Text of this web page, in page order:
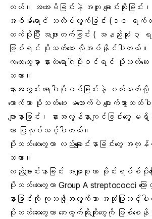
တယ်။ အအေးမိခြင်းနဲ့ အတူ ချောင်းဆိုးခြင်း
အစိမ်းရောင် သလိပ်ထွက်ခြင်း (၁၀ ရက်ထ
ထက်ပိုပြီး အဖျားတက်ခြင်း ( အနည်းဆုံး
ဖြစ်ရင် ပိုးသတ်ဆေး လိုအပ်နိုင်ပါတယ်။
ကလေးတွေမှာ နားထဲရောဂါပိုးဝင်ရင် ပိုးသတ်
သလား။
နားအတွင်း ရောဂါပိုးဝင်ခြင်းနဲ့ ပတ်သ
လောက်ဟာ ပိုးသတ်ဆေး မသောက်ပဲ ပျောက်သွား
ဖျားနာခြင်း၊ နားအလွန်နာကျင်ခြင်းတွေ မ
ဟာ ပြုလုပ်သင့်ပါတယ်။
ပိုးသတ်ဆေးတွေဟာ လည်ချောင်းနာခြင်းတွေ
သလား။
လည်ချောင်းနာခြင်း အများစုဟာ ဗိုင်းရပ်စ်ပို
ပိုးသတ်ဆေးတွေဟာ Group A streptococci ကြ
နာခြင်းကို ကုသဖို့အတွက်သာ အသုံးပြုသင့်ပ
ပိုးသတ်ဆေးတွေဟာ ဘေးထွက်ဆိုးကျိုးတွေကို ဖြစ်စေ